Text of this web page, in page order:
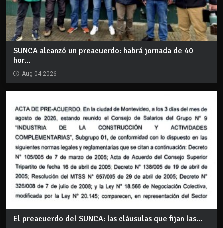
SUNCA alcanzó un preacuerdo: habrá jornada de 40
hor...
Aug 04 2026
El preacuerdo del SUNCA: las cláusulas que fijan las...